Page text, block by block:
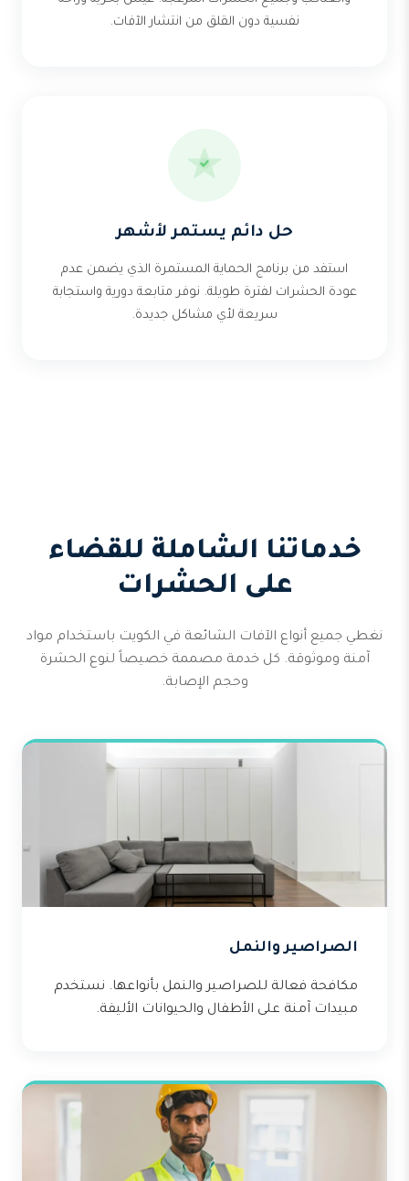
نفسية دون القلق من انتشار الآفات.
حل دائم يستمر لأشهر
استفد من برنامج الحماية المستمرة الذي يضمن عدم
عودة الحشرات لفترة طويلة. نوفر متابعة دورية واستجابة
سريعة لأي مشاكل جديدة.
خدماتنا الشاملة للقضاء
على الحشرات
نغطي جميع أنواع الآفات الشائعة في الكويت باستخدام مواد
آمنة وموثوقة. كل خدمة مصممة خصيصاً لنوع الحشرة
وحجم الإصابة.
الصراصير والنمل
مكافحة فعالة للصراصير والنمل بأنواعها. نستخدم
مبيدات آمنة على الأطفال والحيوانات الأليفة.